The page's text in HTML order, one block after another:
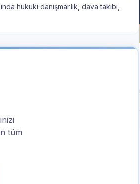
hukuki danışmanlık, dava takibi,
tüm